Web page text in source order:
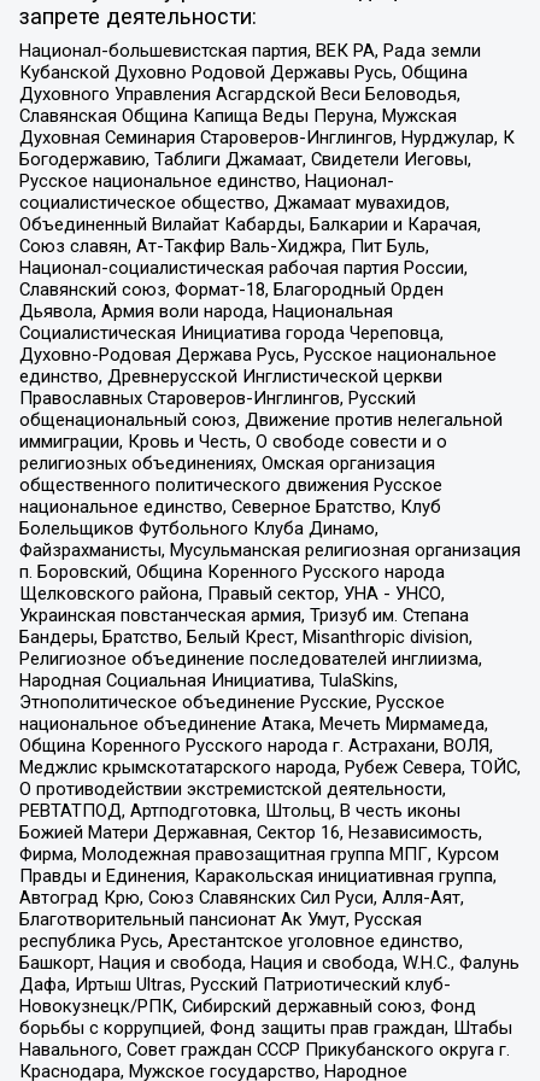
запрете деятельности:
Национал-большевистская партия, ВЕК РА, Рада земли
Кубанской Духовно Родовой Державы Русь, Община
Духовного Управления Асгардской Веси Беловодья,
Славянская Община Капища Веды Перуна, Мужская
Духовная Семинария Староверов-Инглингов, Нурджулар, К
Богодержавию, Таблиги Джамаат, Свидетели Иеговы,
Русское национальное единство, Национал-
социалистическое общество, Джамаат мувахидов,
Объединенный Вилайат Кабарды, Балкарии и Карачая,
Союз славян, Ат-Такфир Валь-Хиджра, Пит Буль,
Национал-социалистическая рабочая партия России,
Славянский союз, Формат-18, Благородный Орден
Дьявола, Армия воли народа, Национальная
Социалистическая Инициатива города Череповца,
Духовно-Родовая Держава Русь, Русское национальное
единство, Древнерусской Инглистической церкви
Православных Староверов-Инглингов, Русский
общенациональный союз, Движение против нелегальной
иммиграции, Кровь и Честь, О свободе совести и о
религиозных объединениях, Омская организация
общественного политического движения Русское
национальное единство, Северное Братство, Клуб
Болельщиков Футбольного Клуба Динамо,
Файзрахманисты, Мусульманская религиозная организация
п. Боровский, Община Коренного Русского народа
Щелковского района, Правый сектор, УНА - УНСО,
Украинская повстанческая армия, Тризуб им. Степана
Бандеры, Братство, Белый Крест, Misanthropic division,
Религиозное объединение последователей инглиизма,
Народная Социальная Инициатива, TulaSkins,
Этнополитическое объединение Русские, Русское
национальное объединение Атака, Мечеть Мирмамеда,
Община Коренного Русского народа г. Астрахани, ВОЛЯ,
Меджлис крымскотатарского народа, Рубеж Севера, ТОЙС,
О противодействии экстремистской деятельности,
РЕВТАТПОД, Артподготовка, Штольц, В честь иконы
Божией Матери Державная, Сектор 16, Независимость,
Фирма, Молодежная правозащитная группа МПГ, Курсом
Правды и Единения, Каракольская инициативная группа,
Автоград Крю, Союз Славянских Сил Руси, Алля-Аят,
Благотворительный пансионат Ак Умут, Русская
республика Русь, Арестантское уголовное единство,
Башкорт, Нация и свобода, Нация и свобода, W.H.С., Фалунь
Дафа, Иртыш Ultras, Русский Патриотический клуб-
Новокузнецк/РПК, Сибирский державный союз, Фонд
борьбы с коррупцией, Фонд защиты прав граждан, Штабы
Навального, Совет граждан СССР Прикубанского округа г.
Краснодара, Мужское государство, Народное